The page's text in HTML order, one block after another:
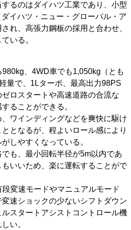
るのはダイハツ工業であり、小型
イハツ・ニュー・グローバル・ア
れ、高張力鋼板の採用と合わせ、
いる。
、4WD車でも1,050kg（とも
量で、1Lターボ、最高出力98PS
ロスタートや高速道路の合流な
ることができる。
ワインディングなどを爽快に駆け
となるが、程よいロール感により
しやすくなっている。
も、最小回転半径が5m以内であ
いいため、楽に運転することがで
変速モードやマニュアルモード
速ショックの少ないシフトダウン
スタートアシストコントロール機
い。